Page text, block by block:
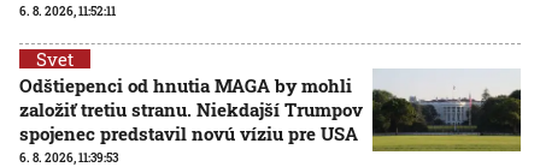
6. 8. 2026, 11:52:11
Svet
Odštiepenci od hnutia MAGA by mohli
založiť tretiu stranu. Niekdajší Trumpov
spojenec predstavil novú víziu pre USA
6. 8. 2026, 11:39:53